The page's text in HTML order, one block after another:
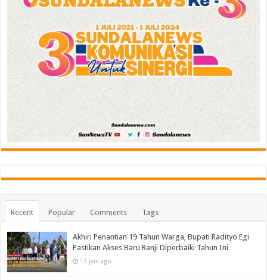
Recent Popular Comments Tags
Akhiri Penantian 19 Tahun Warga, Bupati Radityo Egi
Pastikan Akses Baru Ranji Diperbaiki Tahun Ini
13 jam ago